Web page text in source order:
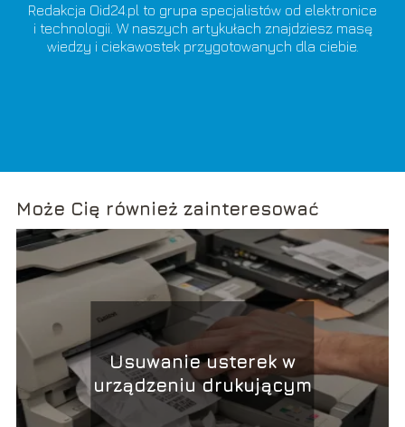
Redakcja Oid24.pl to grupa specjalistów od elektronice
i technologii. W naszych artykułach znajdziesz masę
wiedzy i ciekawostek przygotowanych dla ciebie.
Może Cię również zainteresować
Usuwanie usterek w
urządzeniu drukującym